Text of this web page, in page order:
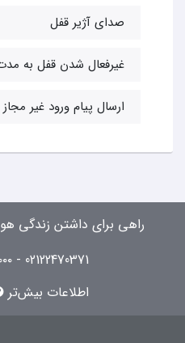
صدای آژیر قفل
غیرفعال شدن قفل به مدت 90
ارسال پیام ورود غیر مجاز
راهی برای داشتن زندگی
02122470371 - 09۳۸۶۲۱۸۰۰۰
اطلاعات بیش‌تر